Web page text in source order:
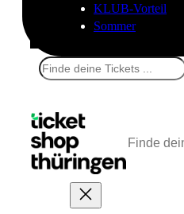
KLUB-Vorteil
Sommer
Suchen
Suchen